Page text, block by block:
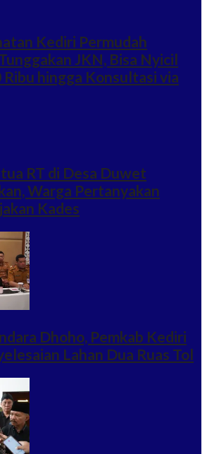
Kediri Permudah
JKN, Bisa Nyicil
Ribu hingga Konsultasi via
RT di Desa Duwet
Warga Pertanyakan
Kades
Dhoho, Pemkab Kediri
Lahan Dua Ruas Tol